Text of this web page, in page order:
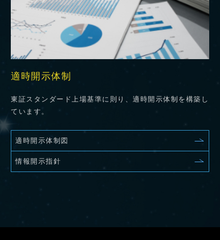
適時開示体制
東証スタンダード上場基準に則り、適時開示体制を構築し
ています。
適時開示体制図
情報開示指針